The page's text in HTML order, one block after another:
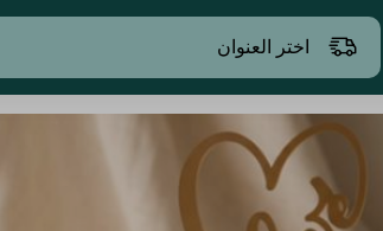
اختر العنوان